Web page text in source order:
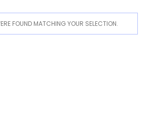
FOUND MATCHING YOUR SELECTION.